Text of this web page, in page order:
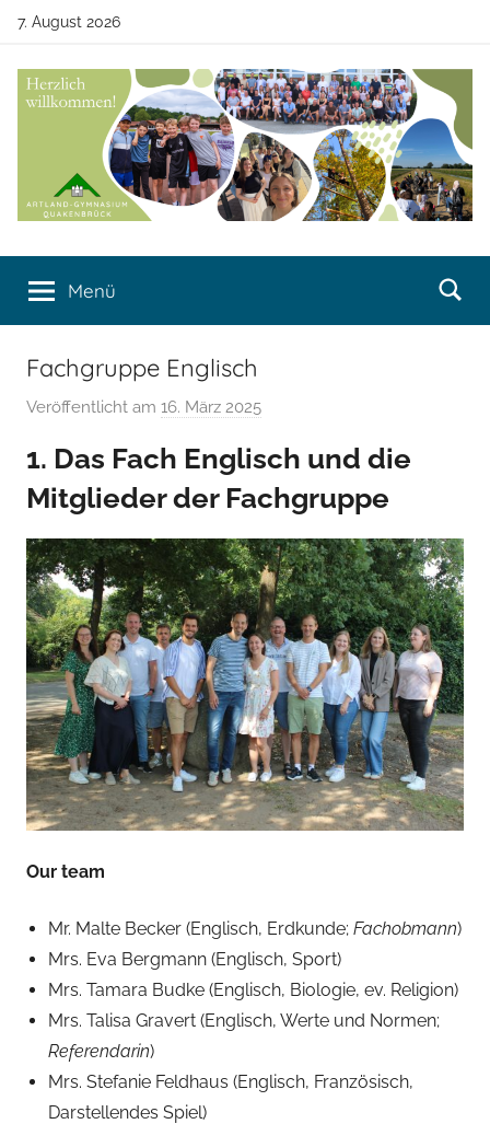
Zum
springen
7. August 2026
Artland-
Gymnasium
Quakenbrück
Quakenbrück
Menü
Fachgruppe Englisch
Veröffentlicht am 16. März 2025
n
T
o
m
a
s
G
r
u
e
s
s
-
e
s
1. Das Fach Englisch und die
Mitglieder der Fachgruppe
Our team
Mr. Malte Becker (Englisch, Erdkunde; Fachobmann)
Mrs. Eva Bergmann (Englisch, Sport)
Mrs. Tamara Budke (Englisch, Biologie, ev. Religion)
Mrs. Talisa Gravert (Englisch, Werte und Normen;
Referendarin)
Mrs. Stefanie Feldhaus (Englisch, Französisch,
Darstellendes Spiel)